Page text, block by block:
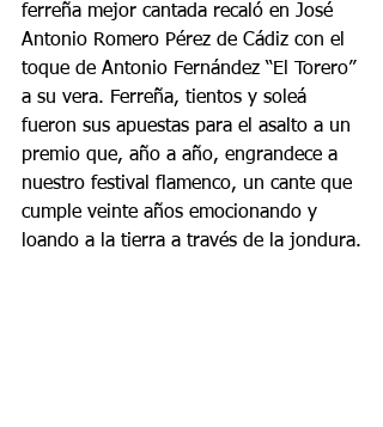
ferreña mejor cantada recaló en José
Antonio Romero Pérez de Cádiz con el
toque de Antonio Fernández “El Torero”
a su vera. Ferreña, tientos y soleá
fueron sus apuestas para el asalto a un
premio que, año a año, engrandece a
nuestro festival flamenco, un cante que
cumple veinte años emocionando y
loando a la tierra a través de la jondura.